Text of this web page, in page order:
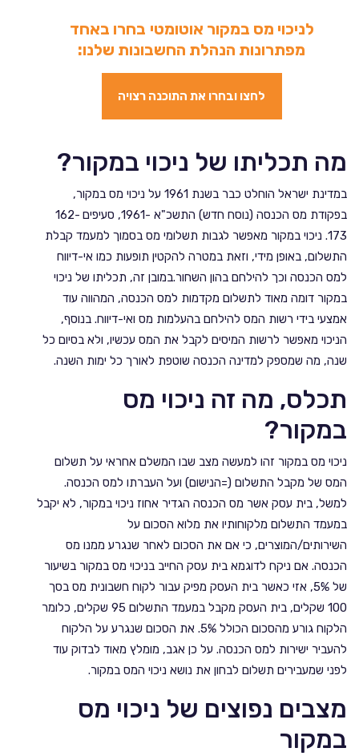
לניכוי מס במקור אוטומטי בחרו באחד
מפתרונות הנהלת החשבונות שלנו:
לחצו ובחרו את התוכנה רצויה
מה תכליתו של ניכוי במקור?
במדינת ישראל הוחלט כבר בשנת 1961 על ניכוי מס במקור,
בפקודת מס הכנסה (נוסח חדש) התשכ"א -1961, סעיפים 162-
173. ניכוי במקור מאפשר לגבות תשלומי מס בסמוך למעמד קבלת
התשלום, באופן מידי, וזאת במטרה להקטין תופעות כמו אי-דיווח
למס הכנסה וכך להילחם בהון השחור.במובן זה, תכליתו של ניכוי
במקור דומה מאוד לתשלום מקדמות למס הכנסה, המהווה עוד
אמצעי בידי רשות המס להילחם בהעלמות מס ואי-דיווח. בנוסף,
הניכוי מאפשר לרשות המיסים לקבל את המס עכשיו, ולא בסיום כל
שנה, מה שמספק למדינה הכנסה שוטפת לאורך כל ימות השנה.
תכלס, מה זה ניכוי מס
במקור?
ניכוי מס במקור זהו למעשה מצב שבו המשלם אחראי על תשלום
המס של מקבל התשלום (=הנישום) ועל העברתו למס הכנסה.
למשל, בית עסק אשר מס הכנסה הגדיר אחוז ניכוי במקור, לא יקבל
במעמד התשלום מלקוחותיו את מלוא הסכום על
השירותים/המוצרים, כי אם את הסכום לאחר שנגרע ממנו מס
הכנסה. אם ניקח לדוגמא בית עסק החייב בניכוי מס במקור בשיעור
של 5%, אזי כאשר בית העסק מפיק עבור לקוח חשבונית מס בסך
100 שקלים, בית העסק מקבל במעמד התשלום 95 שקלים, כלומר
הלקוח גורע מהסכום הכולל 5%. את הסכום שנגרע על הלקוח
להעביר ישירות למס הכנסה. על כן אגב, מומלץ מאוד לבדוק עוד
לפני שמעבירים תשלום לבחון את נושא ניכוי המס במקור.
מצבים נפוצים של ניכוי מס
במקור